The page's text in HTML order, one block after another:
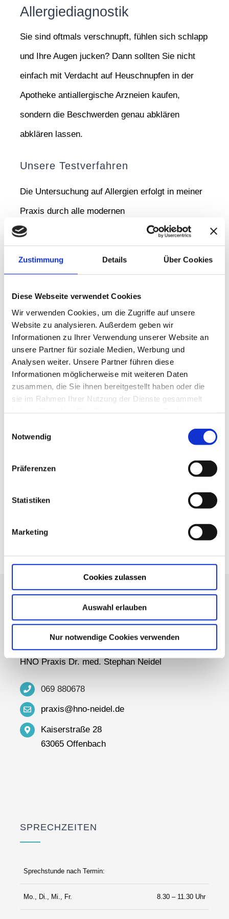
Zustimmung Details Über Cookies
Diese Webseite verwendet Cookies
Wir verwenden Cookies, um die Zugriffe auf unsere
Website zu analysieren. Außerdem geben wir
Informationen zu Ihrer Verwendung unserer Website an
unsere Partner für soziale Medien, Werbung und
Analysen weiter. Unsere Partner führen diese
Informationen möglicherweise mit weiteren Daten
zusammen, die Sie ihnen bereitgestellt haben oder die
sie im Rahmen Ihrer Nutzung der Dienste gesammelt
Notwendig
Präferenzen
Statistiken
Marketing
Cookies zulassen
Auswahl erlauben
Nur notwendige Cookies verwenden
Allergiediagnostik
Sie sind oftmals verschnupft, fühlen sich schlapp
und Ihre Augen jucken? Dann sollten Sie nicht
einfach mit Verdacht auf Heuschnupfen in der
Apotheke antiallergische Arzneien kaufen,
sondern die Beschwerden genau abklären
abklären lassen.
Unsere Testverfahren
Die Untersuchung auf Allergien erfolgt in meiner
Praxis durch alle modernen
Untersuchungsverfahren:
Antikörperbestimmung über eine Blutabnahme
Vorher unklare Reaktionen Ihrer Haut, Ihres
Hals-, Nasen-, Rachenraumes, Ihrer Augen und
Ohren, Ihres Verdauungsapparates und Ihrer
Lungen werden erkannt und können der richtigen
Beschwerden kann über die bei mir angebotene
Hyposensibilisierung eine deutliche Linderung der
Beschwerden oder oftmals auch eine vollständige
Beschwerdefreiheit erreicht werden.
GERNE FÜR SIE DA
HNO Praxis Dr. med. Stephan Neidel
069 880678
praxis@hno-neidel.de
Kaiserstraße 28
63065 Offenbach
SPRECHZEITEN
Sprechstunde nach Termin:
Mo., Di., Mi., Fr. 8.30 – 11.30 Uhr